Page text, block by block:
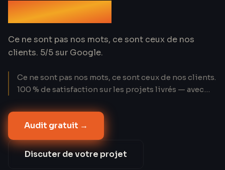
Avis clients
Ce ne sont pas nos mots, ce sont ceux de nos
clients. 5/5 sur Google.
Ce ne sont pas nos mots, ce sont ceux de nos clients.
100 % de satisfaction sur les projets livrés — avec
Audit gratuit →
Discuter de votre projet